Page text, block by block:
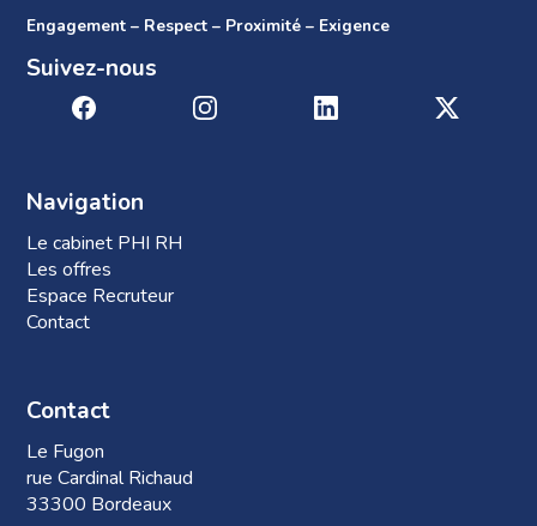
Engagement – Respect – Proximité – Exigence
Suivez-nous
Navigation
Le cabinet PHI RH
Les offres
Espace Recruteur
Contact
Contact
Le Fugon
rue Cardinal Richaud
33300 Bordeaux